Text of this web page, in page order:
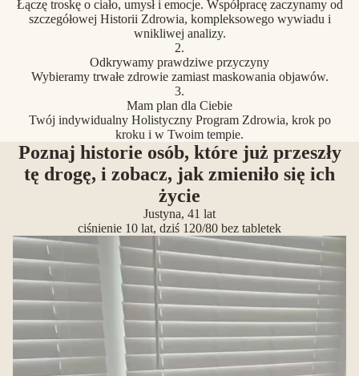
Łączę troskę o ciało, umysł i emocje. Współpracę zaczynamy od
szczegółowej Historii Zdrowia, kompleksowego wywiadu i
wnikliwej analizy.
2.
Odkrywamy prawdziwe przyczyny
Wybieramy trwałe zdrowie zamiast maskowania objawów.
3.
Mam plan dla Ciebie
Twój indywidualny Holistyczny Program Zdrowia, krok po
kroku i w Twoim tempie.
Poznaj historie osób, które już przeszły
tę drogę, i zobacz, jak zmieniło się ich
życie
Justyna, 41 lat
ciśnienie 10 lat, dziś 120/80 bez tabletek